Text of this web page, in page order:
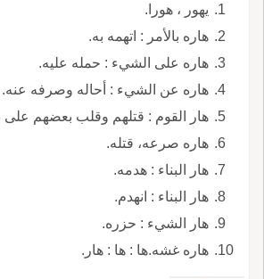
يهور ، هورا.
هاره بالأمر : اتهمه به.
هاره على الشيء : حمله عليه.
هاره عن الشيء : أحاله وصرفه عنه.
هار القوم : قتلهم وقلب بعضهم على
هاره صرعه، قتله.
هار البناء : هدمه.
هار البناء : انهدم.
هار الشيء : حزره.
هاره غشه.ها : ها : هار.